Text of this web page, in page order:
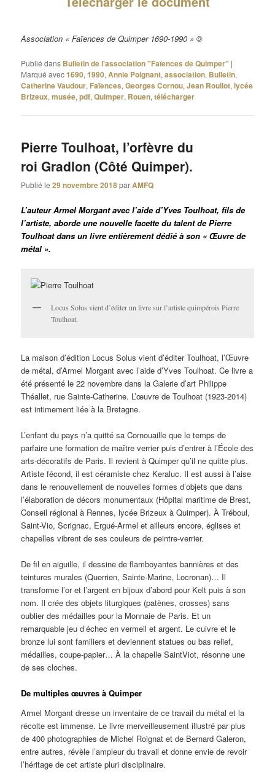
Association « Faïences de Quimper 1690-1990 » ©
Publié dans Bulletin de l'association "Faïences de Quimper" |
Marqué avec1690,1990,Annie Poignant,association, Bulletin,
Catherine Vaudour, Faïences,Georges Cornou,Jean Roullot,lycée
Brizeux,musée,pdf,Quimper, Rouen,télécharger
Pierre Toulhoat, l’orfèvre du
roi Gradlon (Côté Quimper).
Publié le29 novembre 2018parAMFQ
L’auteur Armel Morgant avec l’aide d’Yves Toulhoat, fils de
l’artiste, aborde une nouvelle facette du talent de Pierre
Toulhoat dans un livre entièrement dédié à son « Œuvre de
métal ».
Locus Solus vient d’éditer un livre sur l’artiste quimpérois Pierre
Toulhoat.
La maison d’édition Locus Solus vient d’éditer Toulhoat, l’Œuvre
de métal, d’Armel Morgant avec l’aide d’Yves Toulhoat. Ce livre a
été présenté le 22 novembre dans la Galerie d’art Philippe
Théallet, rue Sainte-Catherine. L’œuvre de Toulhoat (1923-2014)
est intimement liée à la Bretagne.
L’enfant du pays n’a quitté sa Cornouaille que le temps de
parfaire une formation de maître verrier puis d’entrer à l’École des
arts-décoratifs de Paris. Il revient à Quimper qu’il ne quitte plus.
Artiste fécond, il est céramiste chez Keraluc. Il est aussi à l’aise
dans le renouvellement de nouvelles formes d’objets que dans
l’élaboration de décors monumentaux (Hôpital maritime de Brest,
Conseil régional à Rennes, lycée Brizeux à Quimper). À Tréboul,
Saint-Vio, Scrignac, Ergué-Armel et ailleurs encore, églises et
chapelles vibrent de ses couleurs de peintre-verrier.
De fil en aiguille, il dessine de flamboyantes bannières et des
teintures murales (Querrien, Sainte-Marine, Locronan)… Il
transforme l’or et l’argent en bijoux d’abord pour Kelt puis à son
nom. Il crée des objets liturgiques (patènes, crosses) sans
oublier des médailles pour la Monnaie de Paris. Et un
remarquable jeu d’échec en vermeil et argent. Le cuivre et le
bronze lui sont familiers et deviennent statues ou bas relief,
médailles, coupe-papier… À la chapelle SaintViot, résonne une
de ses cloches.
De multiples œuvres à Quimper
Armel Morgant dresse un inventaire de ce travail du métal et la
récolte est immense. Le livre merveilleusement illustré par plus
de 400 photographies de Michel Roignat et de Bernard Galeron,
entre autres, révèle l’ampleur du travail et donne envie de revoir
l’héritage de cet artiste pluri disciplinaire.